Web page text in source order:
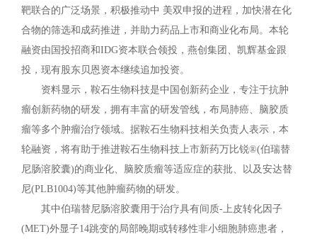
靶联合的广泛场景，积极推动中 美双申报的进程，加快潜在化
合物的筛选和成药推进，并助力药品上市和商业化布局。本轮
融资由国投招商和IDG资本联合领投，燕创集团、凯辉基金跟
投，现有股东贝恩资本继续追加投资。
资料显示，鞍石生物科技是中国创新药企业，专注于抗肿
瘤创新药物的研发，拥有丰富的研发管线，布局肺癌、脑胶质
瘤等多个肿瘤治疗领域。据鞍石生物科技相关负责人表示，本
轮融资，将有助于推进鞍石生物科技上市新药万比锐®(伯瑞替
尼肠溶胶囊)的商业化、脑胶质瘤等适应症的获批、以及安达替
尼(PLB1004)等其他肿瘤药物的研发。
其中伯瑞替尼肠溶胶囊用于治疗具有间质-上皮转化因子
(MET)外显子14跳变的局部晚期或转移性非小细胞肺癌患者，